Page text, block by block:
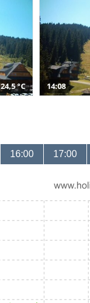
24,5 °C 14:08
16:00 17:00